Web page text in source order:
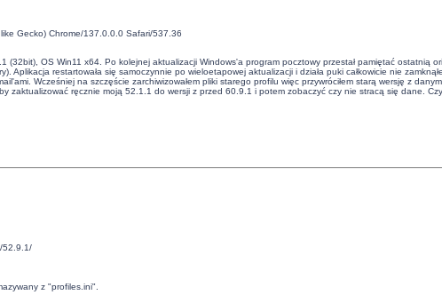
Gecko) Chrome/137.0.0.0 Safari/537.36
OS Win11 x64. Po kolejnej aktualizacji Windows'a program pocztowy przestał pamiętać ostatnią
Aplikacja restartowała się samoczynnie po wieloetapowej aktualizacji i działa puki całkowicie nie
Wcześniej na szczęście zarchiwizowałem pliki starego profilu więc przywróciłem starą wersję z
zaktualizować ręcznie moją 52.1.1 do wersji z przed 60.9.1 i potem zobaczyć czy nie stracą się dane.
52.9.1/
z "profiles.ini".